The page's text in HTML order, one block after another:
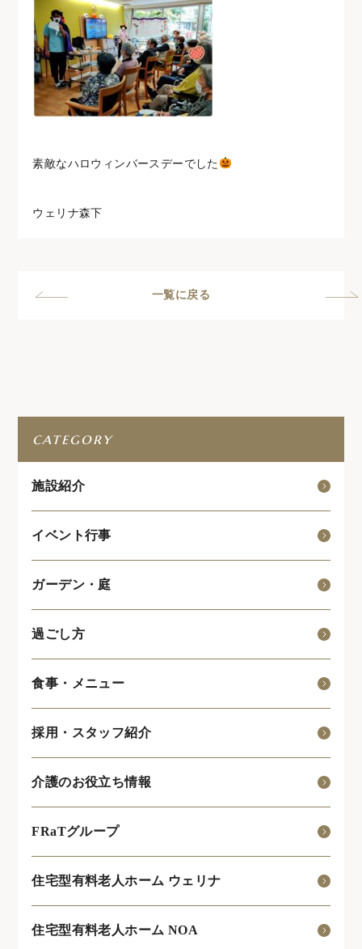
素敵なハロウィンバースデーでした
ウェリナ森下
一覧に戻る
category
施設紹介
イベント行事
ガーデン・庭
過ごし方
食事・メニュー
採用・スタッフ紹介
介護のお役立ち情報
FRaTグループ
住宅型有料老人ホーム ウェリナ
住宅型有料老人ホーム NOA